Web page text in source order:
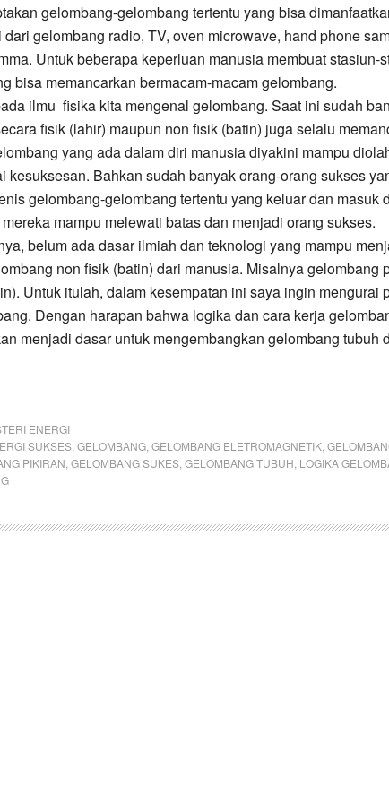
gelombang-gelombang tertentu yang bisa
dari gelombang radio, TV, oven microwave, hand phone
Untuk beberapa keperluan manusia membuat stasiun-
bisa memancarkan bermacam-macam gelombang.
ilmu fisika kita mengenal gelombang. Saat ini sudah
fisik (lahir) maupun non fisik (batin) juga selalu
yang ada dalam diri manusia diyakini mampu
kesuksesan. Bahkan sudah banyak orang-orang sukses
gelombang-gelombang tertentu yang keluar dan masuk
mampu melewati batas dan menjadi orang sukses.
belum ada dasar ilmiah dan teknologi yang mampu
non fisik (batin) dari manusia. Misalnya gelombang
Untuk itulah, dalam kesempatan ini saya ingin mengurai
Dengan harapan bahwa logika dan cara kerja
menjadi dasar untuk mengembangkan gelombang tubuh
ENERGI
SUKSES GELOMBANG GELOMBANG ELETROMAGNETIK
PIKIRAN GELOMBANG SUKES GELOMBANG TUBUH LOGIKA